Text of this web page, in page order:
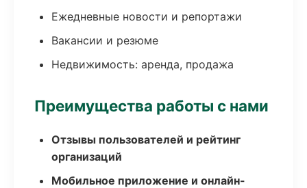
Ежедневные новости и репортажи
Вакансии и резюме
Недвижимость: аренда, продажа
Преимущества работы с нами
Отзывы пользователей и рейтинг
организаций
Мобильное приложение и онлайн-